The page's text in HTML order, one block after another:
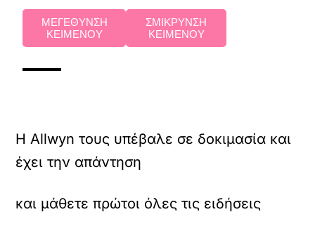
ΜΕΓΕΘΥΝΣΗ
ΚΕΙΜΕΝΟΥ
ΣΜΙΚΡΥΝΣΗ
ΚΕΙΜΕΝΟΥ
Η Allwyn τους υπέβαλε σε δοκιμασία και
έχει την απάντηση
και μάθετε πρώτοι όλες τις ειδήσεις